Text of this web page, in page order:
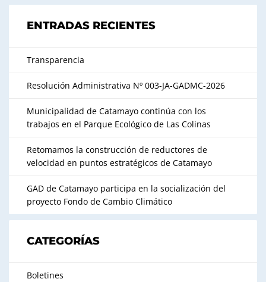
ENTRADAS RECIENTES
Transparencia
Resolución Administrativa Nº 003-JA-GADMC-2026
Municipalidad de Catamayo continúa con los
trabajos en el Parque Ecológico de Las Colinas
Retomamos la construcción de reductores de
velocidad en puntos estratégicos de Catamayo
GAD de Catamayo participa en la socialización del
proyecto Fondo de Cambio Climático
CATEGORÍAS
Boletines